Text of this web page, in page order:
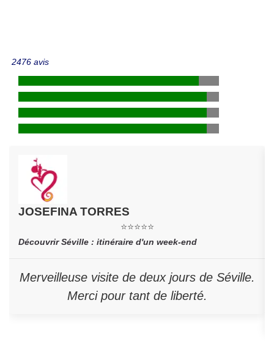
2476 avis
JOSEFINA TORRES
⭐⭐⭐⭐⭐
Découvrir Séville : itinéraire d'un week-end
Merveilleuse visite de deux jours de Séville.
Merci pour tant de liberté.